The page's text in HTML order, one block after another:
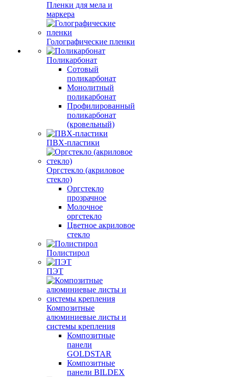
Пленки для мела и
маркера
Голографические пленки
Поликарбонат
Сотовый
поликарбонат
Монолитный
поликарбонат
Профилированный
поликарбонат
(кровельный)
ПВХ-пластики
Оргстекло (акриловое
стекло)
Оргстекло
прозрачное
Молочное
оргстекло
Цветное акриловое
стекло
Полистирол
ПЭТ
Композитные
алюминиевые листы и
системы крепления
Композитные
панели
GOLDSTAR
Композитные
панели BILDEX